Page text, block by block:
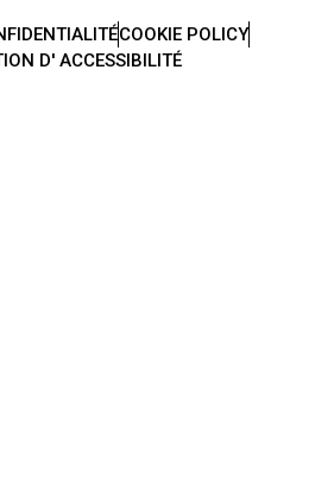
COOKIE POLICY
D' ACCESSIBILITÉ